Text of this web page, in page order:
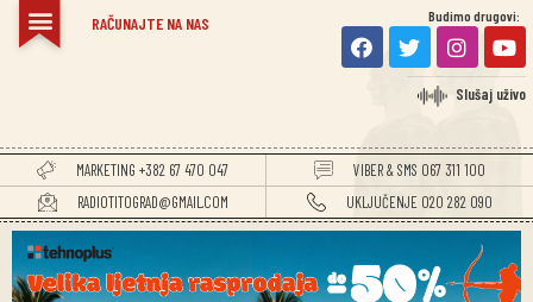
RAČUNAJTE NA NAS Budimo drugovi:
Slušaj uživo
MARKETING +382 67 470 047
VIBER & SMS 067 311 100
RADIOTITOGRAD@GMAIL.COM
UKLJUČENJE 020 282 090